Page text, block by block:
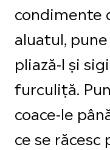
condimente
aluatul,
pliază-l și
furculiță.
coace-le
ce se răcesc